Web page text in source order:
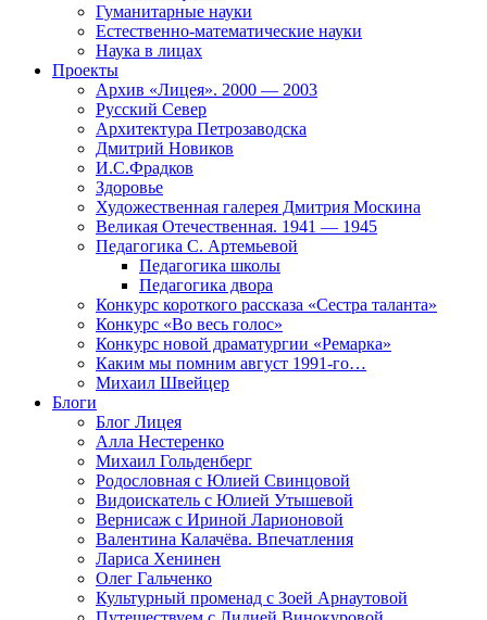
Гуманитарные науки
Естественно-математические науки
Наука в лицах
Проекты
Архив «Лицея». 2000 — 2003
Русский Север
Архитектура Петрозаводска
Дмитрий Новиков
И.С.Фрадков
Здоровье
Художественная галерея Дмитрия Москина
Великая Отечественная. 1941 — 1945
Педагогика С. Артемьевой
Педагогика школы
Педагогика двора
Конкурс короткого рассказа «Сестра таланта»
Конкурс «Во весь голос»
Конкурс новой драматургии «Ремарка»
Каким мы помним август 1991-го…
Михаил Швейцер
Блоги
Блог Лицея
Алла Нестеренко
Михаил Гольденберг
Родословная с Юлией Свинцовой
Видоискатель с Юлией Утышевой
Вернисаж с Ириной Ларионовой
Валентина Калачёва. Впечатления
Лариса Хенинен
Олег Гальченко
Культурный променад с Зоей Арнаутовой